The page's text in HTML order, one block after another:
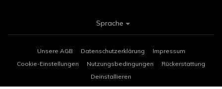
Unsere AGB Datenschutzerklärung
Impressum
Cookie-Einstellungen
Nutzungsbedingungen
Rückerstattung
Deinstallieren
Sprache